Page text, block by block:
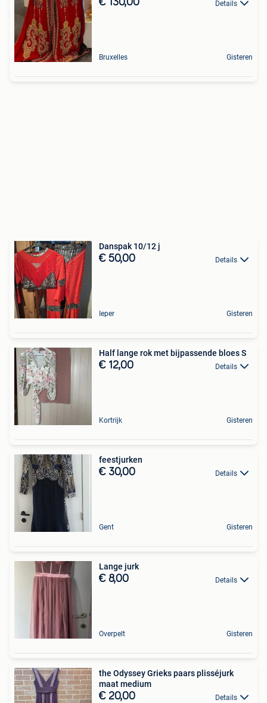
€ 130,00 Details
Bruxelles Gisteren
Danspak 10/12 j
€ 50,00 Details
Ieper Gisteren
Half lange rok met bijpassende bloes S
€ 12,00 Details
Kortrijk Gisteren
feestjurken
€ 30,00 Details
Gent Gisteren
Lange jurk
€ 8,00 Details
Overpelt Gisteren
the Odyssey Grieks paars plisséjurk
maat medium
€ 20,00 Details